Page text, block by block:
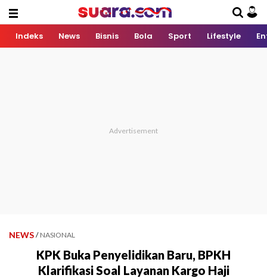
Indeks News Bisnis Bola Sport Lifestyle
NEWS / NASIONAL
KPK Buka Penyelidikan Baru, BPKH
Klarifikasi Soal Layanan Kargo Haji